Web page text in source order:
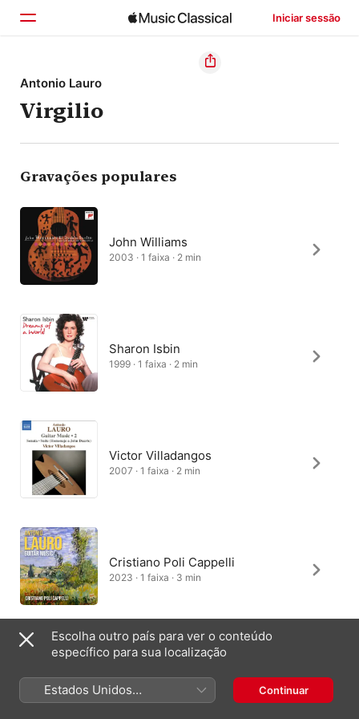
Iniciar sessão
Início
Explorar
Buscar
Antonio Lauro
Virgilio
Gravações populares
John Williams
2003 · 1 faixa · 2 min
Sharon Isbin
1999 · 1 faixa · 2 min
Victor Villadangos
2007 · 1 faixa · 2 min
Cristiano Poli Cappelli
2023 · 1 faixa · 3 min
2014 · 1 faixa · 3 min
Escolha outro país para ver o conteúdo
específico para sua localização
Estados Unidos
(Português Brasil)
Continuar